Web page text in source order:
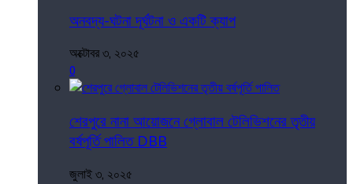
অনবদ্য-ঘটনা দূর্ঘটনা ও একটি ক্যাপ
অক্টোবর ৩, ২০২৫
0
শেরপুরে নানা আয়োজনে গ্লোবাল টেলিভিশনের তৃতীয়
বর্ষপূর্তি পালিত DBB
জুলাই ৩, ২০২৫